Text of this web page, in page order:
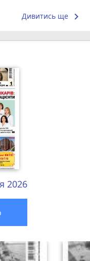
Дивитись ще keyboard_arrow_right
2026